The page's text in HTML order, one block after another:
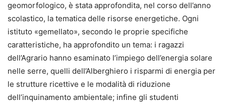
geomorfologico, è stata approfondita, nel corso dell’anno
scolastico, la tematica delle risorse energetiche. Ogni
istituto «gemellato», secondo le proprie specifiche
caratteristiche, ha approfondito un tema: i ragazzi
dell’Agrario hanno esaminato l’impiego dell’energia solare
nelle serre, quelli dell’Alberghiero i risparmi di energia per
le strutture ricettive e le modalità di riduzione
dell’inquinamento ambientale; infine gli studenti